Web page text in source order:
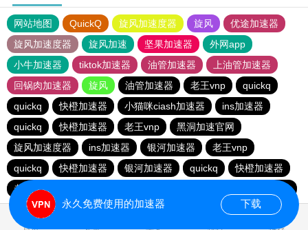
网站地图 QuickQ 旋风加速度器 旋风
优途加速器
旋风加速度器
旋风加速 坚果加速器
外网app
小牛加速器
tiktok加速器 油管加速器
上油管加速器
回锅肉加速器
旋风 油管加速器 老王vnp
quickq
quickq
快橙加速器 小猫咪ciash加速器
ins加速器
quickq
快橙加速器 老王vnp
黑洞加速官网
旋风加速度器
ins加速器 银河加速器
老王vnp
quickq
快橙加速器 银河加速器 quickq
快橙加速器
老王vnp
银河加速器
永久免费使用的加速器 下载